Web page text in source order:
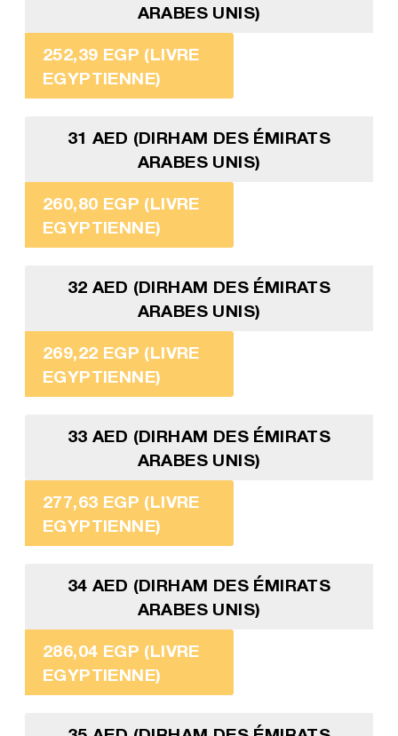
ARABES UNIS)
252,39 EGP (LIVRE
EGYPTIENNE)
31 AED (DIRHAM DES ÉMIRATS
ARABES UNIS)
260,80 EGP (LIVRE
EGYPTIENNE)
32 AED (DIRHAM DES ÉMIRATS
ARABES UNIS)
269,22 EGP (LIVRE
EGYPTIENNE)
33 AED (DIRHAM DES ÉMIRATS
ARABES UNIS)
277,63 EGP (LIVRE
EGYPTIENNE)
34 AED (DIRHAM DES ÉMIRATS
ARABES UNIS)
286,04 EGP (LIVRE
EGYPTIENNE)